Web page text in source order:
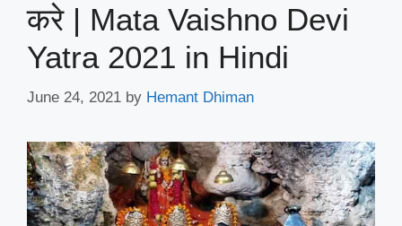
करे | Mata Vaishno Devi
Yatra 2021 in Hindi
June 24, 2021 by Hemant Dhiman